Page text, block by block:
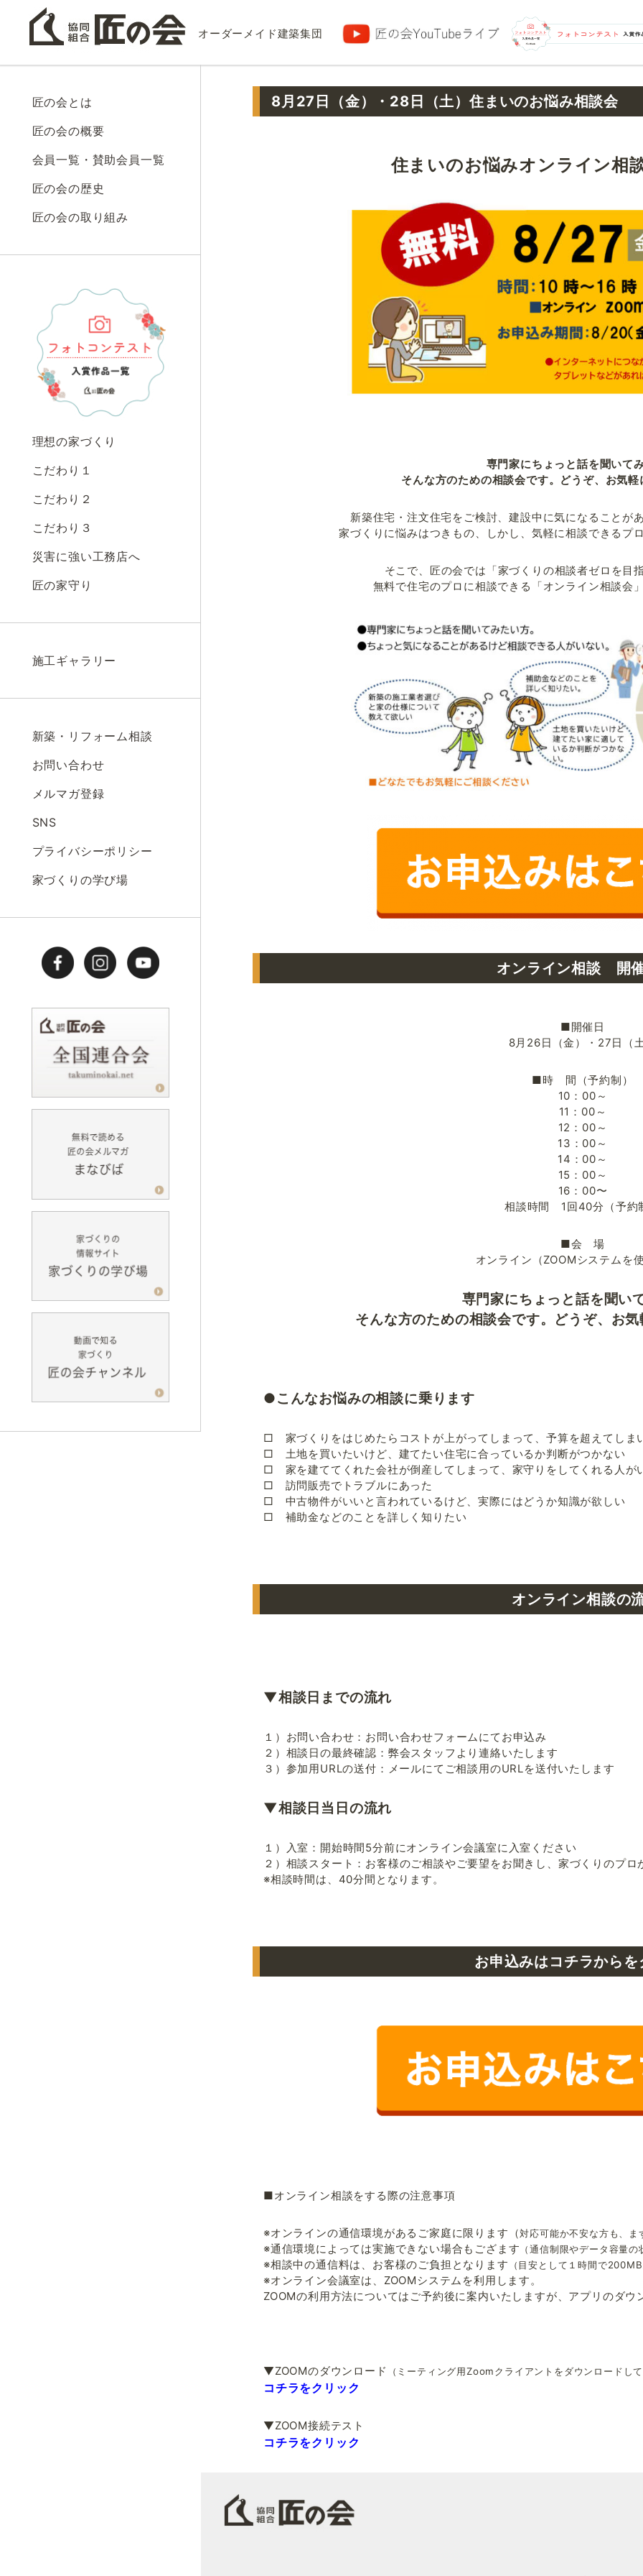
オーダーメイド建築集団
匠の会とは
匠の会の概要
会員一覧・賛助会員一覧
匠の会の歴史
匠の会の取り組み
理想の家づくり
こだわり１
こだわり２
こだわり３
災害に強い工務店へ
匠の家守り
施工ギャラリー
新築・リフォーム相談
お問い合わせ
メルマガ登録
SNS
プライバシーポリシー
家づくりの学び場
8月27日（金）・28日（土）住まいのお悩み相談会
住まいのお悩みオンライン相
専門家にちょっと話を聞いてみ
そんな方のための相談会です。どうぞ、お気軽
新築住宅・注文住宅をご検討、建設中に気になることが
家づくりに悩みはつきもの、しかし、気軽に相談できるプ
そこで、匠の会では「家づくりの相談者ゼロを目
無料で住宅のプロに相談できる「オンライン相談会
オンライン相談 開
■開催日
8月26日（金）・27日（土
■時 間（予約制）
10：00～
11：00～
12：00～
13：00～
14：00～
15：00～
16：00〜
相談時間 1回40分（予約
■会 場
オンライン（ZOOMシステムを使
専門家にちょっと話を聞い
そんな方のための相談会です。どうぞ、お気
●こんなお悩みの相談に乗ります
□ 家づくりをはじめたらコストが上がってしまって、予算を超えてしま
□ 土地を買いたいけど、建てたい住宅に合っているか判断がつかない
□ 家を建ててくれた会社が倒産してしまって、家守りをしてくれる人が
□ 訪問販売でトラブルにあった
□ 中古物件がいいと言われているけど、実際にはどうか知識が欲しい
□ 補助金などのことを詳しく知りたい
オンライン相談の
▼相談日までの流れ
１）お問い合わせ：お問い合わせフォームにてお申込み
２）相談日の最終確認：弊会スタッフより連絡いたします
３）参加用URLの送付：メールにてご相談用のURLを送付いたします
▼相談日当日の流れ
１）入室：開始時間5分前にオンライン会議室に入室ください
２）相談スタート：お客様のご相談やご要望をお聞きし、家づくりのプロ
※相談時間は、40分間となります。
お申込みはコチラからを
■オンライン相談をする際の注意事項
※オンラインの通信環境があるご家庭に限ります（対応可能か不安な方も、ま
※通信環境によっては実施できない場合もござます （通信制限やデータ容量の
※相談中の通信料は、お客様のご負担となります （目安として１時間で
※オンライン会議室は、ZOOMシステムを利用します。
ZOOMの利用方法についてはご予約後に案内いたしますが、アプリのダウ
▼ZOOMのダウンロード （ミーティング用Zoomクライアントをダウンロードして
コチラをクリック
▼ZOOM接続テスト
コチラをクリック